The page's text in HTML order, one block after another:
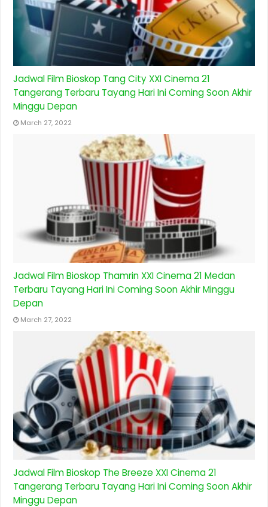
Jadwal Film Bioskop Tang City XXI Cinema 21
Tangerang Terbaru Tayang Hari Ini Coming Soon Akhir
Minggu Depan
March 27, 2022
Jadwal Film Bioskop Thamrin XXI Cinema 21 Medan
Terbaru Tayang Hari Ini Coming Soon Akhir Minggu
Depan
March 27, 2022
Jadwal Film Bioskop The Breeze XXI Cinema 21
Tangerang Terbaru Tayang Hari Ini Coming Soon Akhir
Minggu Depan